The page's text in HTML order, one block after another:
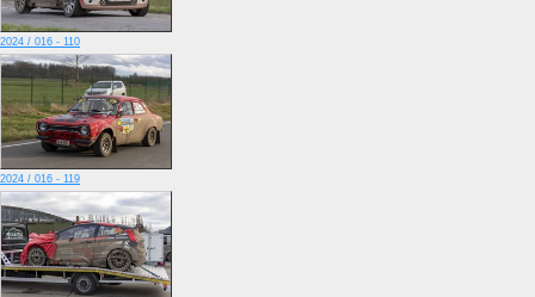
2024 / 016 - 110
2024 / 016 - 119